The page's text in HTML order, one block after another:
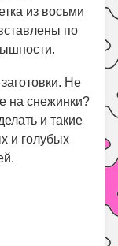
из восьми
по
Не
на снежинки?
и такие
и голубых